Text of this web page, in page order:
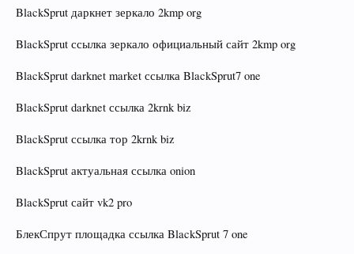
BlackSprut даркнет зеркало 2kmp org
BlackSprut ссылка зеркало официальный сайт 2kmp org
BlackSprut darknet market ссылка BlackSprut7 one
BlackSprut darknet ссылка 2krnk biz
BlackSprut ссылка тор 2krnk biz
BlackSprut актуальная ссылка onion
BlackSprut сайт vk2 pro
БлекСпрут площадка ссылка BlackSprut 7 one